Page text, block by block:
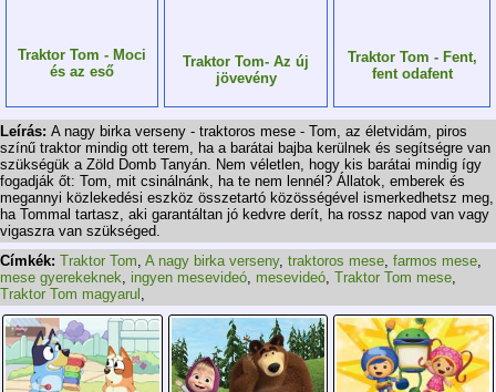
Traktor Tom - Moci
és az eső
Traktor Tom- Az új
jövevény
Traktor Tom - Fent,
fent odafent
Leírás: A nagy birka verseny - traktoros mese - Tom, az életvidám, piros
színű traktor mindig ott terem, ha a barátai bajba kerülnek és segítségre van
szükségük a Zöld Domb Tanyán. Nem véletlen, hogy kis barátai mindig így
fogadják őt: Tom, mit csinálnánk, ha te nem lennél? Állatok, emberek és
megannyi közlekedési eszköz összetartó közösségével ismerkedhetsz meg,
ha Tommal tartasz, aki garantáltan jó kedvre derít, ha rossz napod van vagy
vigaszra van szükséged.
Címkék: Traktor Tom, A nagy birka verseny, traktoros mese, farmos mese,
mese gyerekeknek, ingyen mesevideó, mesevideó, Traktor Tom mese,
Traktor Tom magyarul ,